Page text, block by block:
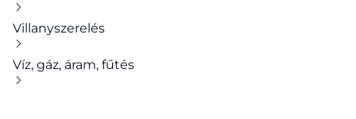
Villanyszerelés
Víz, gáz, áram, fűtés